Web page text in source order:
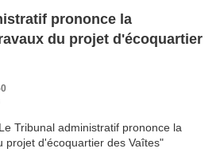
prononce la
du projet d'écoquartier